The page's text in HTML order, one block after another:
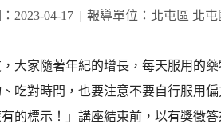
2023-04-17 報導單位： 北屯區 北
大家隨著年紀的增長，每天服用的
吃對時間，也要注意不要自行服用
的標示！」講座結束前，以有獎徵答